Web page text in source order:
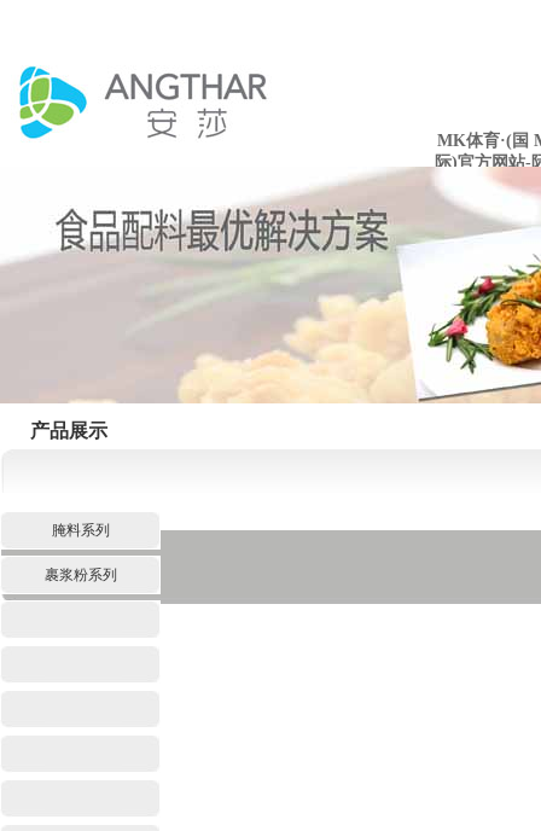
MK体育·(国
际)官方网站-
mksport
产品展示
腌料系列
裹浆粉系列